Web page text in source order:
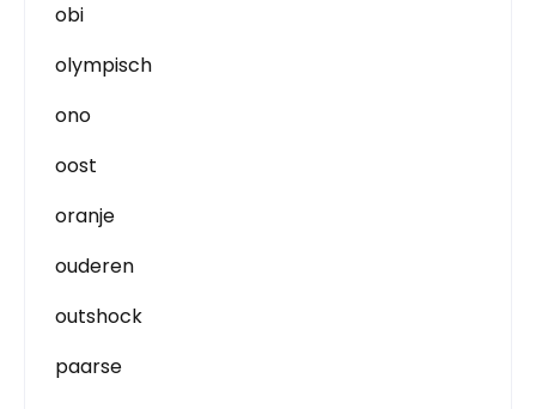
obi
olympisch
ono
oost
oranje
ouderen
outshock
paarse